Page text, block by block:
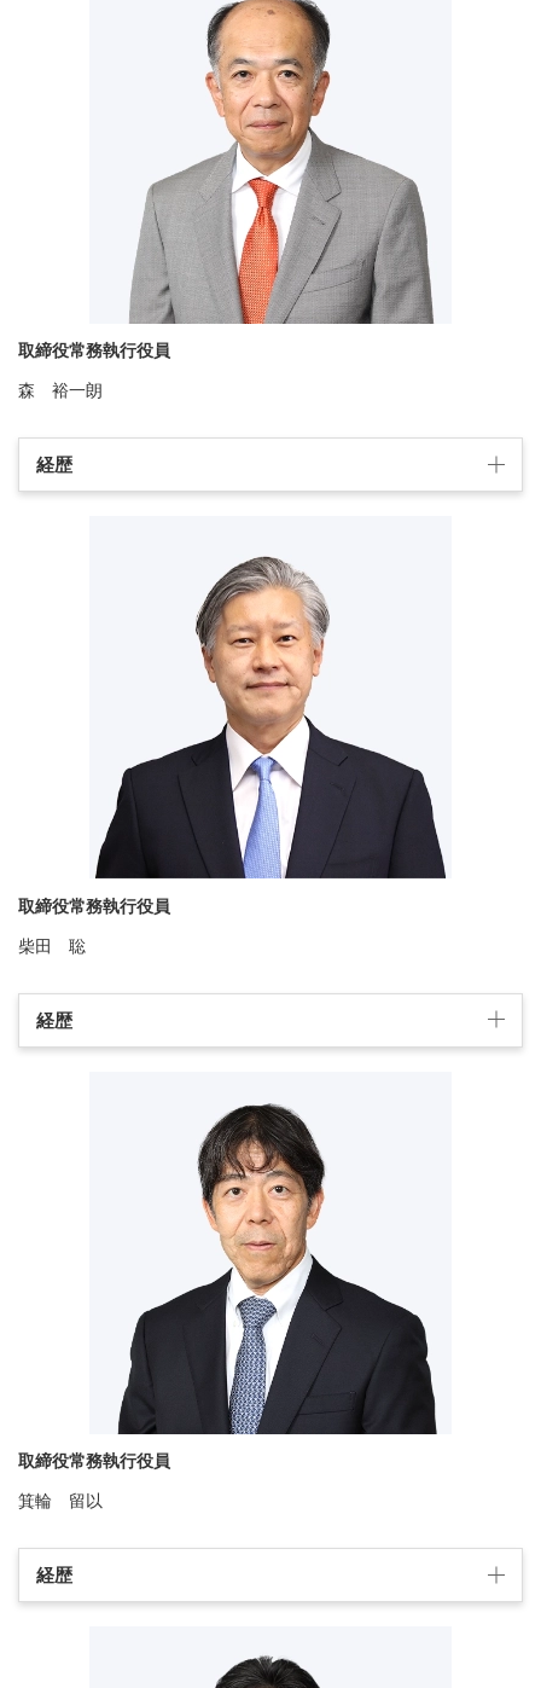
取締役常務執行役員
森 裕一朗
経歴
取締役常務執行役員
柴田 聡
経歴
取締役常務執行役員
箕輪 留以
経歴